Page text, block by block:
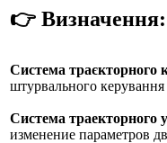
👉 Визначення:
Система траєкторного
штурвального керування
Система
изменение параметров